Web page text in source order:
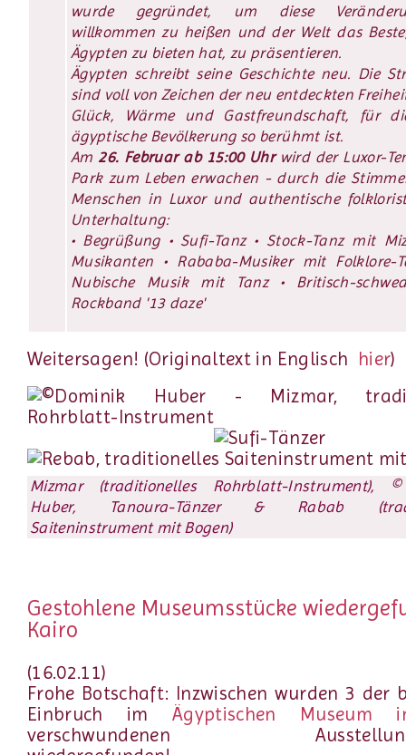
wurde gegründet, um diese
willkommen zu heißen und der Welt das
Ägypten zu bieten hat, zu präsentieren.
Ägypten schreibt seine Geschichte neu. Die
sind voll von Zeichen der neu entdeckten
Glück, Wärme und Gastfreundschaft, für
ägyptische Bevölkerung so berühmt ist.
Am 26. Februar ab 15:00 Uhrwird der Luxor-
Park zum Leben erwachen - durch die
Menschen in Luxor und authentische
Unterhaltung:
• Begrüßung • Sufi-Tanz • Stock-Tanz mit
Musikanten • Rababa-Musiker mit Folklore-
Nubische Musik mit Tanz • Britisch-
Rockband '13 daze'
Weitersagen! (Originaltext in Englisch hier)
Mizmar (traditionelles Rohrblatt-Instrument),
Huber, Tanoura-Tänzer & Rabab
Saiteninstrument mit Bogen)
Gestohlene Museumsstücke
Kairo
(16.02.11)
Frohe Botschaft: Inzwischen wurden 3 der
Einbruch im Ägyptischen Museum
verschwundenen